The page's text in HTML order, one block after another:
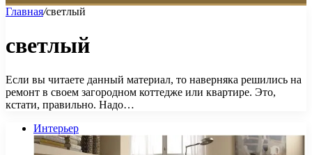
Главная/светлый
светлый
Если вы читаете данный материал, то наверняка решились на
ремонт в своем загородном коттедже или квартире. Это,
кстати, правильно. Надо…
Интерьер